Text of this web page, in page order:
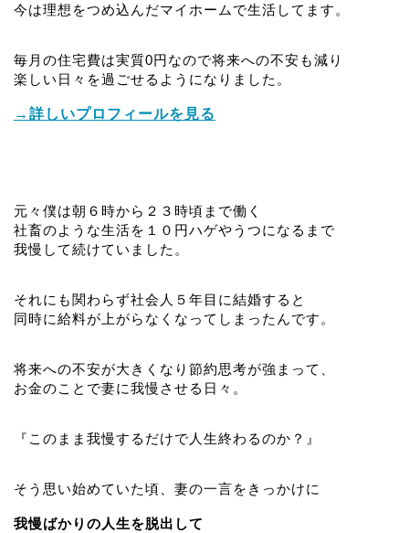
今は理想をつめ込んだマイホームで生活してます。
毎月の住宅費は実質0円なので将来への不安も減り
楽しい日々を過ごせるようになりました。
→詳しいプロフィールを見る
元々僕は朝６時から２３時頃まで働く
社畜のような生活を１０円ハゲやうつになるまで
我慢して続けていました。
それにも関わらず社会人５年目に結婚すると
同時に給料が上がらなくなってしまったんです。
将来への不安が大きくなり節約思考が強まって、
お金のことで妻に我慢させる日々。
『このまま我慢するだけで人生終わるのか？』
そう思い始めていた頃、妻の一言をきっかけに
我慢ばかりの人生を脱出して